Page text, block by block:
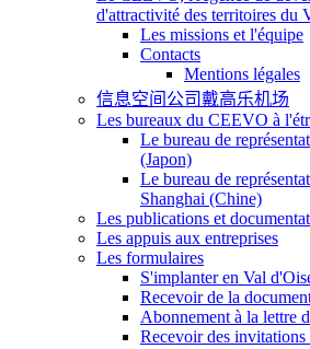
d'attractivité des territoires du
Les missions et l'équipe
Contacts
Mentions légales
信息空间公司戴高乐机场
Les bureaux du CEEVO à
Le bureau de
(Japon)
Le bureau de
Shanghai (Chine)
Les publications et
Les appuis aux entreprises
Les formulaires
S'implanter en Val
Recevoir de la
Abonnement à la lettre
Recevoir des